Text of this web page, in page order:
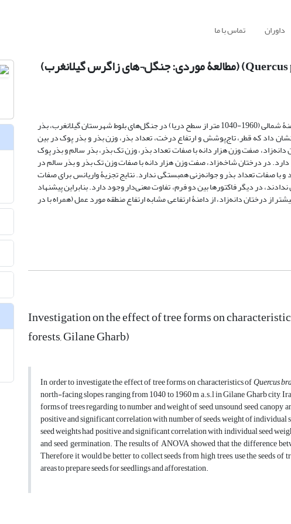
داوران تماس با ما
به‌منظور آگاهی از تاثیر فرم درختان بر خصوصیات بذر بلوط ایرانی در جنگل‌های زاگرس، در یک دامنۀ شمالی (1960-1040 متر از سطح دریا) در جنگل‌های بلوط شهرستان گیلانغرب، بذر
داد که قطر، تاج‌پوشش و ارتفاع درخت، تعداد بذر، وزن بذر و بذر پوک در بین
صفت وزن هزار دانه با صفات تعداد بذر، وزن تک بذر، بذر سالم و بذر پوک
5 درصد همبستگی مثبت و معنی‌دار دارد. در درختان شاخه‌زاد، صفت وزن هزار دانه با صفات وزن تک بذر و بذر سالم در
همبستگی مثبت و معنی‌دار دارد و با صفات تعداد بذر و جوانه‌زنی همبستگی ندارد. نتایج تجزیۀ واریانس برای صفات
در دیگر فاکتورها بین دو فرم، تفاوت معنی‌دار وجود دارد. بنابراین پیشنهاد
از درختان دانه‌زاد، از دامنۀ ارتفاعی مشابه ارتفاع منطقه مورد عمل (همراه با در
Investigation on the effect of tree forms on
forests, Gilane Gharb)
In order to investigate the effect of tree forms on characteristics ofQuercus
north-facing slopes ranging from 1040 to 1960 m a.s.l in Gilane Gharb city,
forms of trees regarding to number and weight of seed, unsound seed,
positive and significant correlation with number of seeds, weight of individual
seed weights had positive and significant correlation with individual seed
and seed germination. The results of ANOVA showed that the difference
Therefore it would be better to collect seeds from high trees, use the seeds
areas to prepare seeds for seedlings and afforestation.